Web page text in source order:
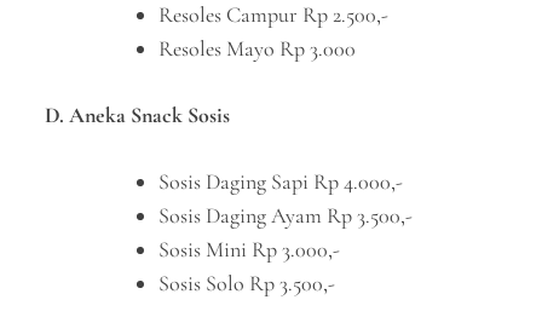
Resoles Campur Rp 2.500,-
Resoles Mayo Rp 3.000
D. Aneka Snack Sosis
Sosis Daging Sapi Rp 4.000,-
Sosis Daging Ayam Rp 3.500,-
Sosis Mini Rp 3.000,-
Sosis Solo Rp 3.500,-